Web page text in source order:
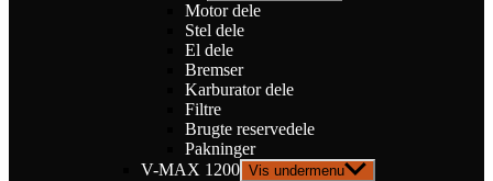
Motor dele
Stel dele
El dele
Bremser
Karburator dele
Filtre
Brugte reservedele
Pakninger
V-MAX 1200 Vis undermenu